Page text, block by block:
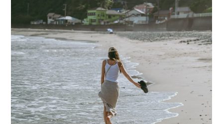
池・滝・川 山・公園・棚田
町並み 観光施設
動物と触れ合える場所 カフェ・スイーツ
神社仏閣 食
人 洞窟・島